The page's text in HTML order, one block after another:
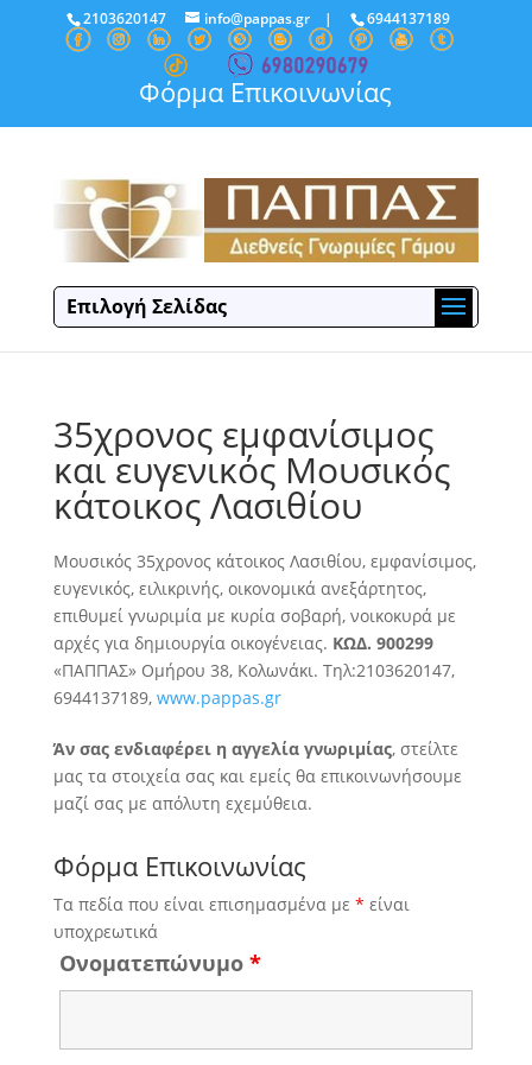
2103620147 info@pappas.gr| 6944137189
Φόρμα Επικοινωνίας
Επιλογή Σελίδας
35χρονος εμφανίσιμος
και ευγενικός Μουσικός
κάτοικος Λασιθίου
Μουσικός 35χρονος κάτοικος Λασιθίου, εμφανίσιμος,
ευγενικός, ειλικρινής, οικονομικά ανεξάρτητος,
επιθυμείγνωριμία με κυρία σοβαρή, νοικοκυρά με
αρχές για δημιουργία οικογένειας. ΚΩΔ. 900299
«ΠΑΠΠΑΣ» Ομήρου 38, Κολωνάκι. Τηλ:2103620147,
6944137189, www.pappas.gr
Άν σας ενδιαφέρει η αγγελία γνωριμίας, στείλτε
μας τα στοιχεία σας και εμείς θα επικοινωνήσουμε
μαζί σας με απόλυτη εχεμύθεια.
Φόρμα Επικοινωνίας
Τα πεδία που είναι επισημασμένα με * είναι
υποχρεωτικά
Ονοματεπώνυμο *